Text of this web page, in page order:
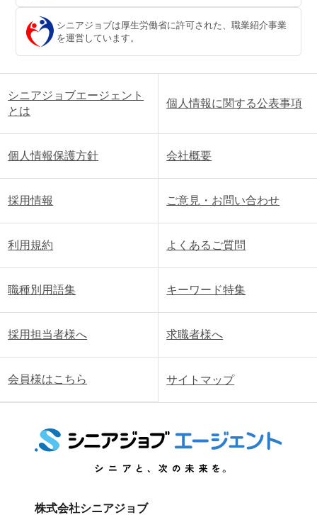
シニアジョブは厚生労働省に許可された、職業紹介事業
を運営しています。
シニアジョブエージェント
とは
個人情報に関する公表事項
個人情報保護方針 会社概要
採用情報 ご意見・お問い合わせ
利用規約 よくあるご質問
職種別用語集 キーワード特集
採用担当者様へ 求職者様へ
会員様はこちら サイトマップ
株式会社シニアジョブ